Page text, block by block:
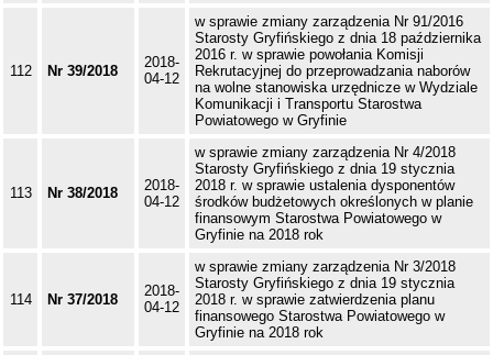
112 Nr 39/2018
2018-
04-12
w sprawie zmiany zarządzenia Nr 91/2016
Starosty Gryfińskiego z dnia 18 października
2016 r. w sprawie powołania Komisji
Rekrutacyjnej do przeprowadzania naborów
na wolne stanowiska urzędnicze w Wydziale
Komunikacji i Transportu Starostwa
Powiatowego w Gryfinie
113 Nr 38/2018
2018-
04-12
w sprawie zmiany zarządzenia Nr 4/2018
Starosty Gryfińskiego z dnia 19 stycznia
2018 r. w sprawie ustalenia dysponentów
środków budżetowych określonych w planie
finansowym Starostwa Powiatowego w
Gryfinie na 2018 rok
114 Nr 37/2018
2018-
04-12
w sprawie zmiany zarządzenia Nr 3/2018
Starosty Gryfińskiego z dnia 19 stycznia
2018 r. w sprawie zatwierdzenia planu
finansowego Starostwa Powiatowego w
Gryfinie na 2018 rok